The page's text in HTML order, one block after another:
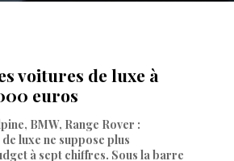
voitures de luxe à
euros
BMW, Range Rover :
luxe ne suppose plus
à sept chiffres. Sous la barre